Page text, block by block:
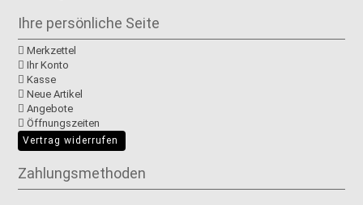
Ihre persönliche Seite
Merkzettel
Ihr Konto
Kasse
Neue Artikel
Angebote
Öffnungszeiten
Vertrag widerrufen
Zahlungsmethoden